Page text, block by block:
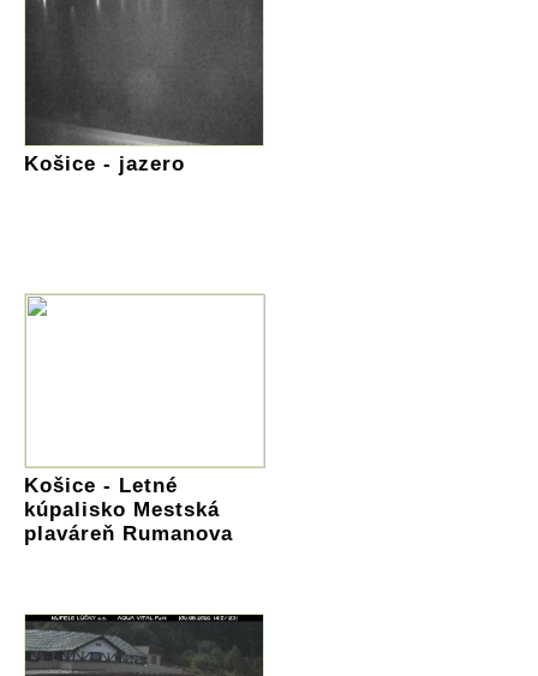
Košice - jazero
Košice - Letné
kúpalisko Mestská
plaváreň Rumanova